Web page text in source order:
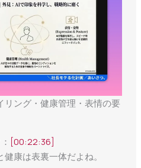
リング・健康管理・表情の要
[00:22:36]
康は表裏一体だよね。